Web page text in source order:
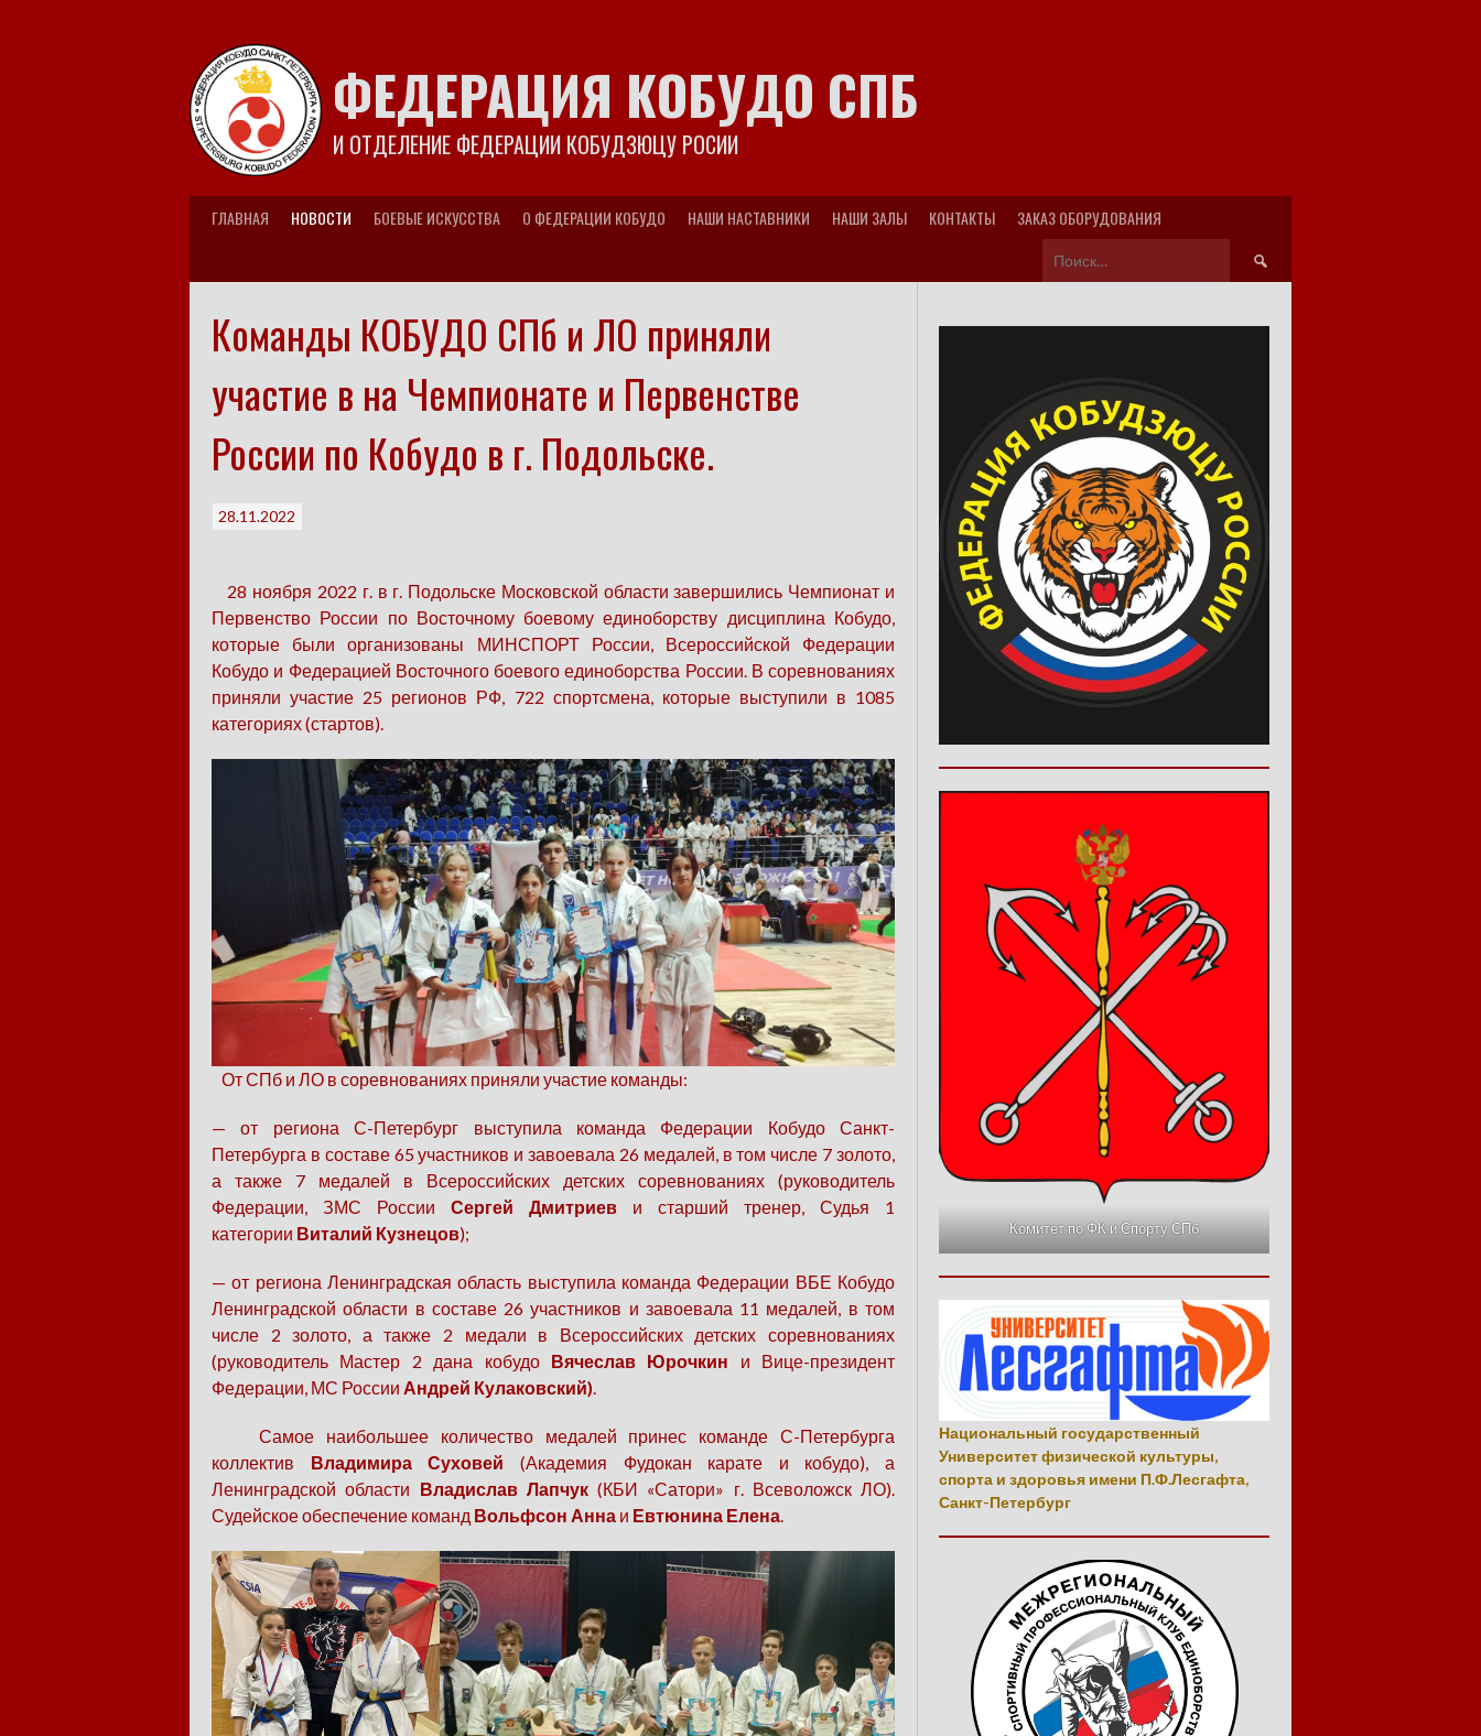
ФЕДЕРАЦИЯ КОБУДО СПБ
И ОТДЕЛЕНИЕ ФЕДЕРАЦИИ КОБУДЗЮЦУ РОСИИ
ГЛАВНАЯ НОВОСТИ БОЕВЫЕ ИСКУССТВА О ФЕДЕРАЦИИ КОБУДО НАШИ НАСТАВНИКИ НАШИ ЗАЛЫ КОНТАКТЫ ЗАКАЗ ОБОРУДОВАНИЯ
Найти:
Команды КОБУДО СПб и ЛО приняли
участие в на Чемпионате и Первенстве
России по Кобудо в г. Подольске.
28.11.2022
28 ноября 2022 г. в г. Подольске Московской области завершились Чемпионат и
Первенство России по Восточному боевому единоборству дисциплина Кобудо,
которые были организованы МИНСПОРТ России, Всероссийской Федерации
Кобудо и Федерацией Восточного боевого единоборства России. В соревнованиях
приняли участие 25 регионов РФ, 722 спортсмена, которые выступили в 1085
категориях (стартов).
От СПб и ЛО в соревнованиях приняли участие команды:
— от региона С-Петербург выступила команда Федерации Кобудо Санкт-
Петербурга в составе 65 участников и завоевала 26 медалей, в том числе 7 золото,
а также 7 медалей в Всероссийских детских соревнованиях (руководитель
Федерации, ЗМС России Сергей Дмитриев и старший тренер, Судья 1
категории Виталий Кузнецов);
— от региона Ленинградская область выступила команда Федерации ВБЕ Кобудо
Ленинградской области в составе 26 участников и завоевала 11 медалей, в том
числе 2 золото, а также 2 медали в Всероссийских детских соревнованиях
(руководитель Мастер 2 дана кобудо Вячеслав Юрочкин и Вице-президент
Федерации, МС России Андрей Кулаковский).
Самое наибольшее количество медалей принес команде С-Петербурга
коллектив Владимира Суховей (Академия Фудокан карате и кобудо), а
Ленинградской области Владислав Лапчук(КБИ «Сатори» г. Всеволожск ЛО).
Судейское обеспечение команд Вольфсон Анна и Евтюнина Елена.
Комитет по ФК и Спорту СПб
Национальный государственный
Университет физической культуры,
спорта и здоровья имени П.Ф.Лесгафта,
Санкт-Петербург